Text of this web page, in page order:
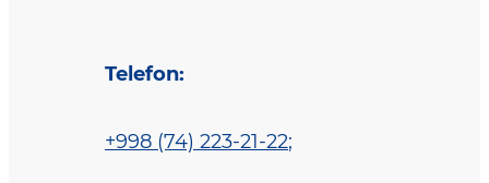
Telefon:
+998 (74) 223-21-22;